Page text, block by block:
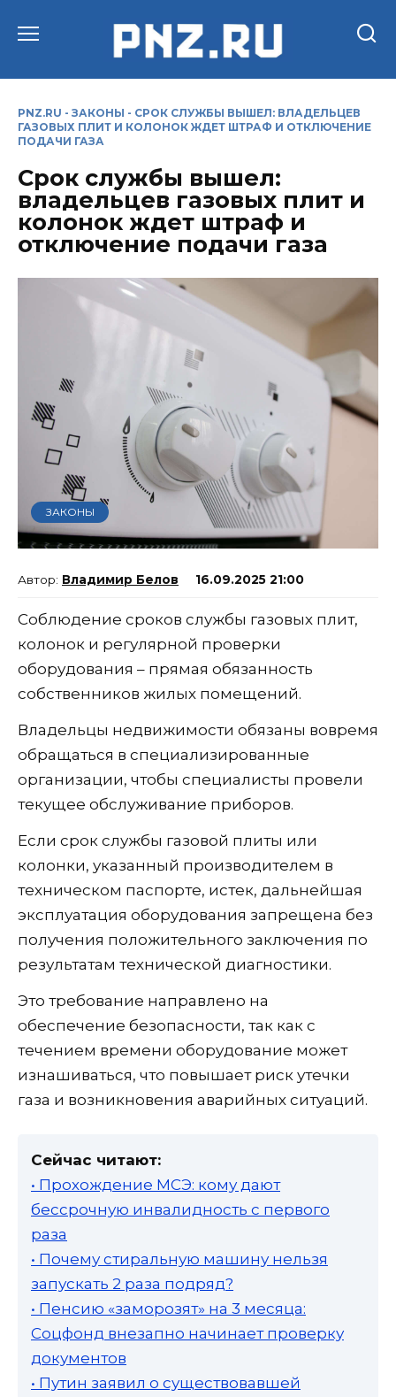
PNZ.RU - ЗАКОНЫ - СРОК СЛУЖБЫ ВЫШЕЛ: ВЛАДЕЛЬЦЕВ
ГАЗОВЫХ ПЛИТ И КОЛОНОК ЖДЕТ ШТРАФ И ОТКЛЮЧЕНИЕ
ПОДАЧИ ГАЗА
Срок службы вышел:
владельцев газовых плит и
колонок ждет штраф и
отключение подачи газа
ЗАКОНЫ
Владимир Белов 16.09.2025 21:00
Соблюдение сроков службы газовых плит,
колонок и регулярной проверки
оборудования – прямая обязанность
собственников жилых помещений.
Владельцы недвижимости обязаны вовремя
обращаться в специализированные
организации, чтобы специалисты провели
текущее обслуживание приборов.
Если срок службы газовой плиты или
колонки, указанный производителем в
техническом паспорте, истек, дальнейшая
эксплуатация оборудования запрещена без
получения положительного заключения по
результатам технической диагностики.
Это требование направлено на
обеспечение безопасности, так как с
течением времени оборудование может
изнашиваться, что повышает риск утечки
газа и возникновения аварийных ситуаций.
Сейчас читают:
• Прохождение МСЭ: кому дают
бессрочную инвалидность с первого
раза
• Почему стиральную машину нельзя
запускать 2 раза подряд?
• Пенсию «заморозят» на 3 месяца:
Соцфонд внезапно начинает проверку
документов
• Путин заявил о существовавшей